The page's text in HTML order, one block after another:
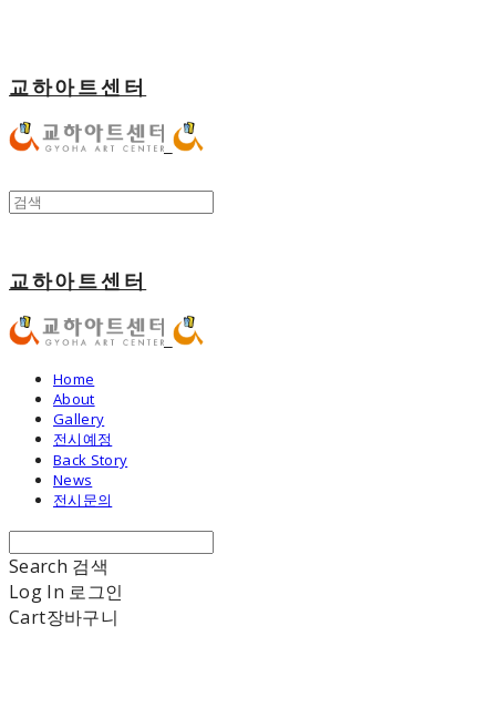
교하아트센터
교하아트센터
Home
About
Gallery
전시예정
Back Story
News
전시문의
Search 검색
Log In 로그인
Cart장바구니